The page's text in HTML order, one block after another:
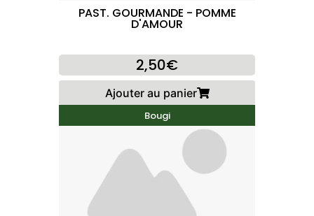
PAST. GOURMANDE - POMME
D'AMOUR
2,50€
Ajouter au panier
Bougi